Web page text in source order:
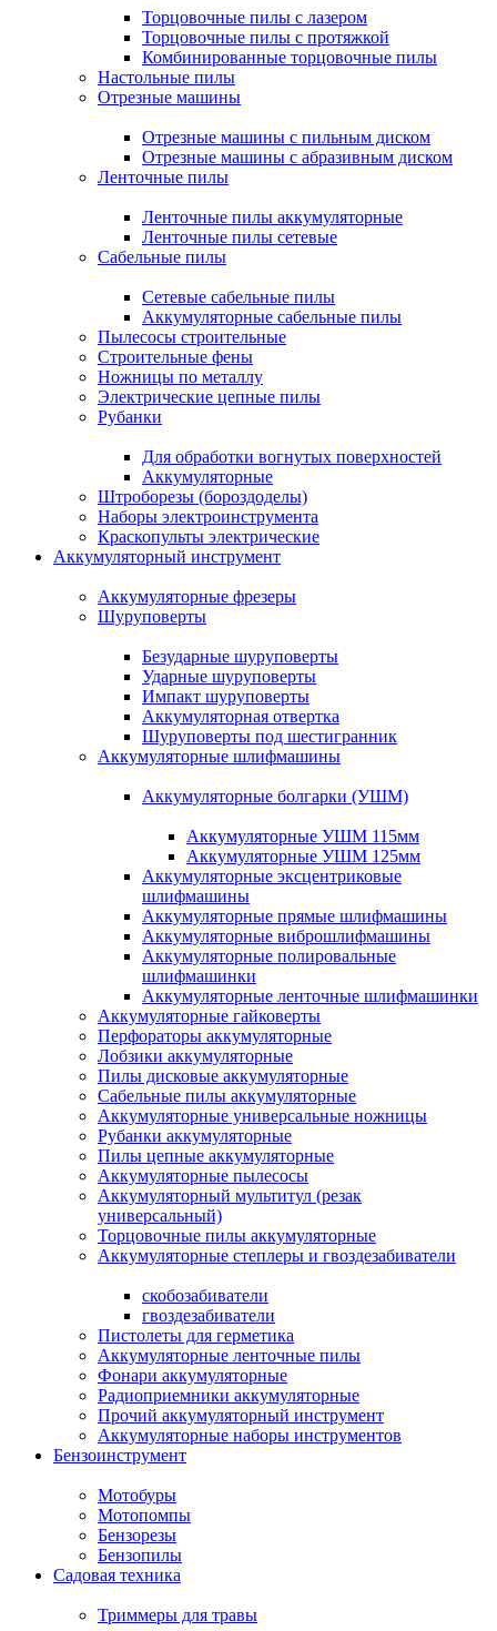
Торцовочные пилы с лазером
Торцовочные пилы с протяжкой
Комбинированные торцовочные пилы
Настольные пилы
Отрезные машины
Отрезные машины с пильным диском
Отрезные машины с абразивным диском
Ленточные пилы
Ленточные пилы аккумуляторные
Ленточные пилы сетевые
Сабельные пилы
Сетевые сабельные пилы
Аккумуляторные сабельные пилы
Пылесосы строительные
Строительные фены
Ножницы по металлу
Электрические цепные пилы
Рубанки
Для обработки вогнутых поверхностей
Аккумуляторные
Штроборезы (бороздоделы)
Наборы электроинструмента
Краскопульты электрические
Аккумуляторный инструмент
Аккумуляторные фрезеры
Шуруповерты
Безударные шуруповерты
Ударные шуруповерты
Импакт шуруповерты
Аккумуляторная отвертка
Шуруповерты под шестигранник
Аккумуляторные шлифмашины
Аккумуляторные болгарки (УШМ)
Аккумуляторные УШМ 115мм
Аккумуляторные УШМ 125мм
Аккумуляторные эксцентриковые
шлифмашины
Аккумуляторные прямые шлифмашины
Аккумуляторные виброшлифмашины
Аккумуляторные полировальные
шлифмашинки
Аккумуляторные ленточные шлифмашинки
Аккумуляторные гайковерты
Перфораторы аккумуляторные
Лобзики аккумуляторные
Пилы дисковые аккумуляторные
Сабельные пилы аккумуляторные
Аккумуляторные универсальные ножницы
Рубанки аккумуляторные
Пилы цепные аккумуляторные
Аккумуляторные пылесосы
Аккумуляторный мультитул (резак
универсальный)
Торцовочные пилы аккумуляторные
Аккумуляторные степлеры и гвоздезабиватели
скобозабиватели
гвоздезабиватели
Пистолеты для герметика
Аккумуляторные ленточные пилы
Фонари аккумуляторные
Радиоприемники аккумуляторные
Прочий аккумуляторный инструмент
Аккумуляторные наборы инструментов
Бензоинструмент
Мотобуры
Мотопомпы
Бензорезы
Бензопилы
Садовая техника
Триммеры для травы